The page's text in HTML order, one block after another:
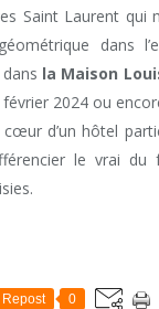
Saint Laurent qui
dans
la Maison
2024 ou
d’un hôtel
le vrai du
Repost 0